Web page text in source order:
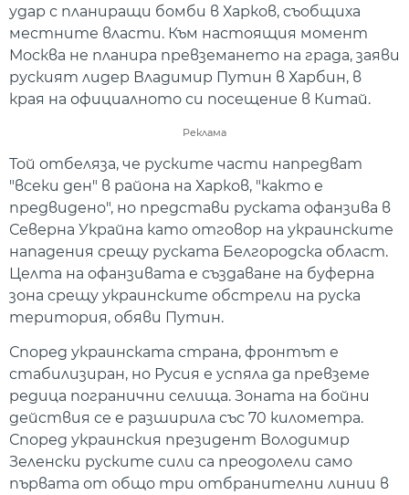
удар с планиращи бомби в Харков, съобщиха
местните власти. Към настоящия момент
Москва не планира превземането на града, заяви
руският лидер Владимир Путин в Харбин, в
края на официалното си посещение в Китай.
Реклама
Той отбеляза, че руските части напредват
"всеки ден" в района на Харков, "както е
предвидено", но представи руската офанзива в
Северна Украйна като отговор на украинските
нападения срещу руската Белгородска област.
Целта на офанзивата е създаване на буферна
зона срещу украинските обстрели на руска
територия, обяви Путин.
Според украинската страна, фронтът е
стабилизиран, но Русия е успяла да превземе
редица погранични селища. Зоната на бойни
действия се е разширила със 70 километра.
Според украинския президент Володимир
Зеленски руските сили са преодолели само
първата от общо три отбранителни линии в